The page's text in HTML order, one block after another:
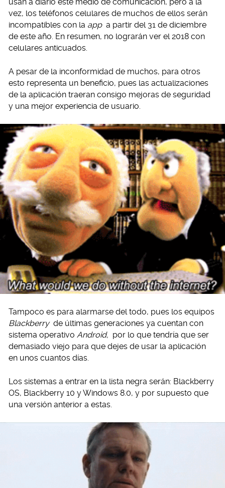
vez, los teléfonos celulares de muchos de ellos serán
incompatibles con la app a partir del 31 de diciembre
de este año. En resumen, no lograrán ver el 2018 con
celulares anticuados.
A pesar de la inconformidad de muchos, para otros
esto representa un beneficio, pues las actualizaciones
de la aplicación traeran consigo mejoras de seguridad
y una mejor experiencia de usuario.
Tampoco es para alarmarse del todo, pues los equipos
Blackberry de últimas generaciones ya cuentan con
sistema operativo Android, por lo que tendría que ser
demasiado viejo para que dejes de usar la aplicación
en unos cuantos días.
Los sistemas a entrar en la lista negra serán: Blackberry
OS, Blackberry 10 y Windows 8.0, y por supuesto que
una versión anterior a estas.